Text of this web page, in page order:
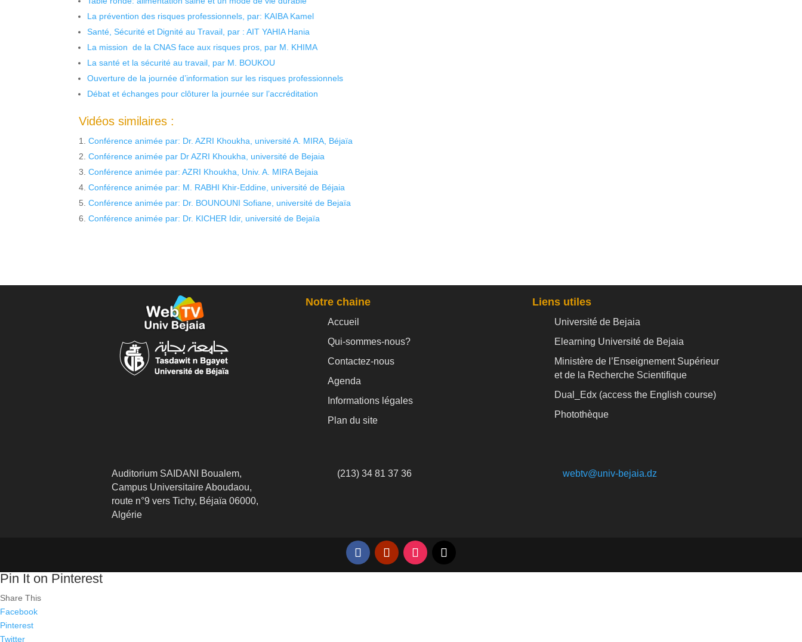
La prévention des risques professionnels, par: KAIBA Kamel
Santé, Sécurité et Dignité au Travail, par : AIT YAHIA Hania
La mission de la CNAS face aux risques pros, par M. KHIMA
La santé et la sécurité au travail, par M. BOUKOU
Ouverture de la journée d’information sur les risques professionnels
Débat et échanges pour clôturer la journée sur l’accréditation
Vidéos similaires :
Conférence animée par: Dr. AZRI Khoukha, université A. MIRA, Béjaïa
Conférence animée par Dr AZRI Khoukha, université de Bejaia
Conférence animée par: AZRI Khoukha, Univ. A. MIRA Bejaia
Conférence animée par: M. RABHI Khir-Eddine, université de Béjaia
Conférence animée par: Dr. BOUNOUNI Sofiane, université de Bejaïa
Conférence animée par: Dr. KICHER Idir, université de Bejaïa
Notre chaine
Accueil
Qui-sommes-nous?
Contactez-nous
Agenda
Informations légales
Plan du site
Liens utiles
Université de Bejaia
Elearning Université de Bejaia
Ministère de l’Enseignement Supérieur
et de la Recherche Scientifique
Dual_Edx (access the English course)
Photothèque
Auditorium SAIDANI Boualem,
Campus Universitaire Aboudaou,
route n°9 vers Tichy, Béjaïa 06000,
Algérie
(213) 34 81 37 36 webtv@univ-bejaia.dz
Pin It on Pinterest
Share This
Facebook
Pinterest
Twitter